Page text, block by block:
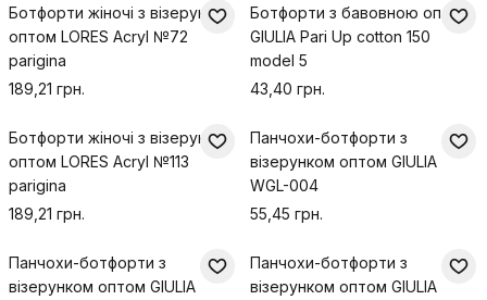
Ботфорти жіночі з візерунком
оптом LORES Acryl №72
parigina
189,21 грн.
Ботфорти з бавовною оптом
GIULIA Pari Up cotton 150
model 5
43,40 грн.
Ботфорти жіночі з візерунком
оптом LORES Acryl №113
parigina
189,21 грн.
Панчохи-ботфорти з
візерунком оптом GIULIA
WGL-004
55,45 грн.
Панчохи-ботфорти з
візерунком оптом GIULIA
Панчохи-ботфорти з
візерунком оптом GIULIA